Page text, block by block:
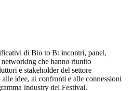
di Bio to B: incontri, panel,
networking che hanno riunito
e stakeholder del settore
idee, ai confronti e alle connessioni
Industry del Festival.